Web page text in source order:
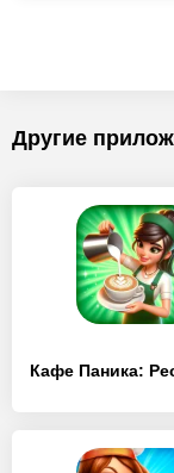
Другие